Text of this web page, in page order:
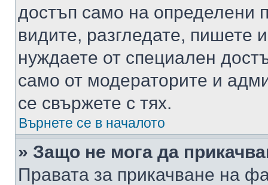
достъп само на определени
видите, разгледате, пишете
нуждаете от специален
само от модераторите и
се свържете с тях.
Върнете се в началото
» Защо не мога да
Правата за прикачване на